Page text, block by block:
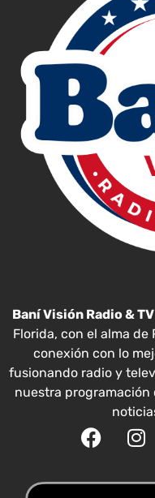
Baní Visión Radio & TV
Florida, con el alma de
conexión con lo
fusionando radio y
nuestra programación